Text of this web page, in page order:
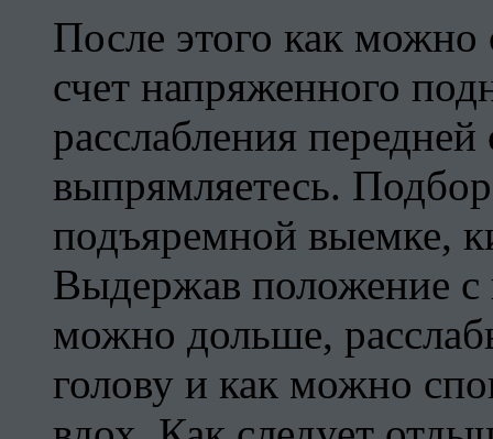
После этого как можно
счет напряженного
расслабления
выпрямляетесь.
подъяремной выемке,
Выдержав положение
можно дольше,
голову и как можно